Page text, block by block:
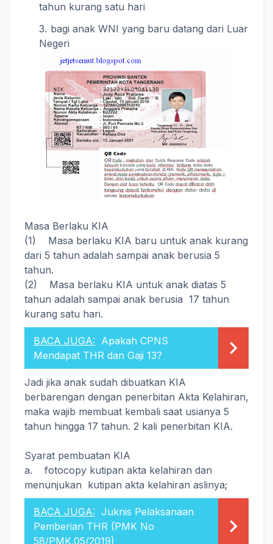
tahun kurang satu hari
bagi anak WNI yang baru datang dari Luar
Negeri
Masa Berlaku KIA
(1) Masa berlaku KIA baru untuk anak kurang
dari 5 tahun adalah sampai anak berusia 5
tahun.
(2) Masa berlaku KIA untuk anak diatas 5
tahun adalah sampai anak berusia 17 tahun
kurang satu hari.
BACA JUGA: Apakah CPNS
Mendapat THR dan Gaji 13?
Jadi jika anak sudah dibuatkan KIA
berbarengan dengan penerbitan Akta Kelahiran,
maka wajib membuat kembali saat usianya 5
tahun hingga 17 tahun. 2 kali penerbitan KIA.
Syarat pembuatan KIA
a. fotocopy kutipan akta kelahiran dan
menunjukan kutipan akta kelahiran aslinya;
BACA JUGA: Juknis Pelaksanaan
Pemberian THR (PMK No
58/PMK.05/2019)